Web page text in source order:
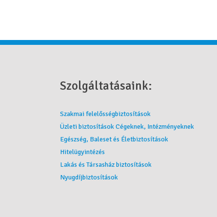
Szolgáltatásaink:
Szakmai felelősségbiztosítások
Üzleti biztosítások Cégeknek, Intézményeknek
Egészség, Baleset és Életbiztosítások
Hitelügyintézés
Lakás és Társasház biztosítások
Nyugdíjbiztosítások